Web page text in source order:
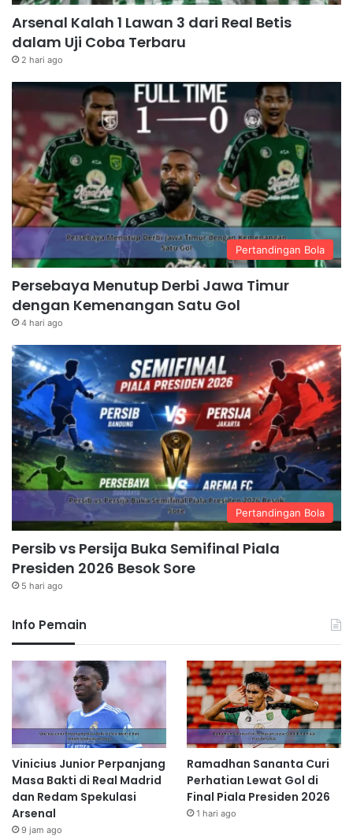
Arsenal Kalah 1 Lawan 3 dari Real Betis
dalam Uji Coba Terbaru
2 hari ago
Pertandingan Bola
Persebaya Menutup Derbi Jawa Timur
dengan Kemenangan Satu Gol
4 hari ago
Pertandingan Bola
Persib vs Persija Buka Semifinal Piala
Presiden 2026 Besok Sore
5 hari ago
Info Pemain
Vinicius Junior Perpanjang
Masa Bakti di Real Madrid
dan Redam Spekulasi
Arsenal
9 jam ago
Ramadhan Sananta Curi
Perhatian Lewat Gol di
Final Piala Presiden 2026
1 hari ago